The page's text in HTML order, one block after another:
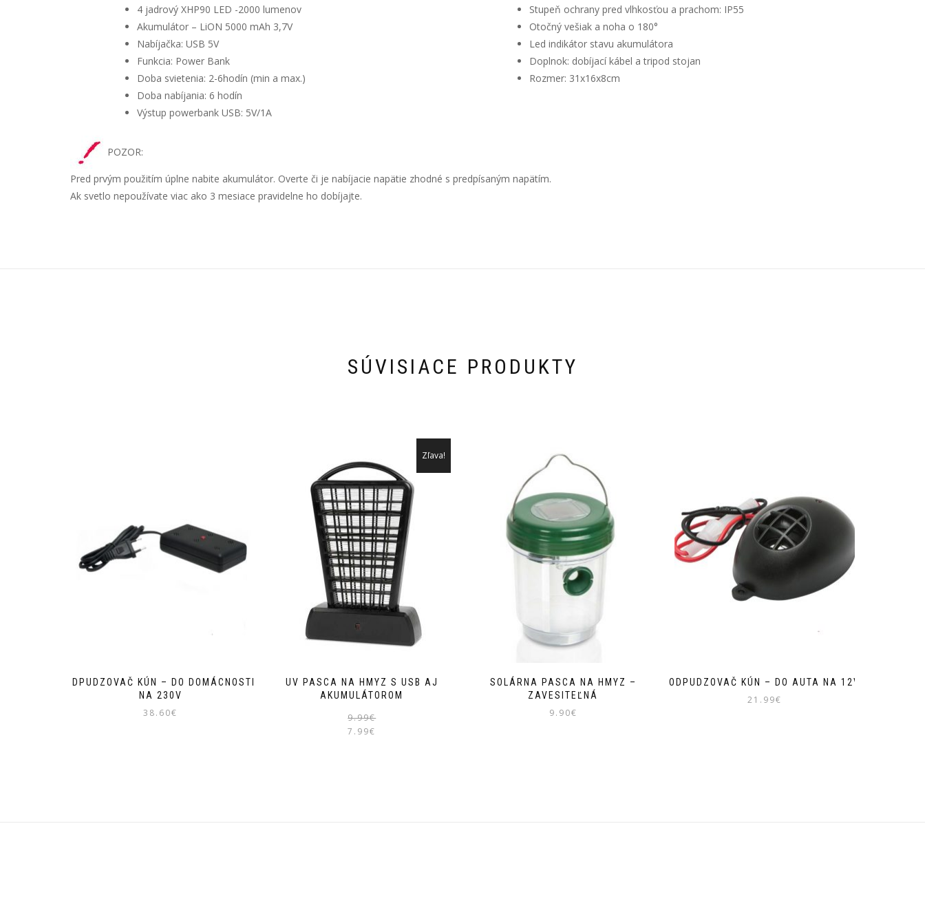
4 jadrový XHP90 LED -2000 lumenov
Akumulátor – LiON 5000 mAh 3,7V
Nabíjačka: USB 5V
Funkcia: Power Bank
Doba svietenia: 2-6hodín (min a max.)
Doba nabíjania: 6 hodín
Výstup powerbank USB: 5V/1A
Stupeň ochrany pred vlhkosťou a prachom: IP55
Otočný vešiak a noha o 180°
Led indikátor stavu akumulátora
Doplnok: dobíjací kábel a tripod stojan
Rozmer: 31x16x8cm
POZOR:
Pred prvým použitím úplne nabite akumulátor. Overte či je nabíjacie napätie zhodné s predpísaným napätím.
Ak svetlo nepoužívate viac ako 3 mesiace pravidelne ho dobíjajte.
SÚVISIACE PRODUKTY
ODPUDZOVAČ KÚN – DO DOMÁCNOSTI
NA 230V
38.60€
UV PASCA NA HMYZ S USB AJ
AKUMULÁTOROM
Zľava!
9.99€
7.99€
SOLÁRNA PASCA NA HMYZ –
ZAVESITEĽNÁ
9.90€
ODPUDZOVAČ KÚN – DO AUTA NA 12V
21.99€